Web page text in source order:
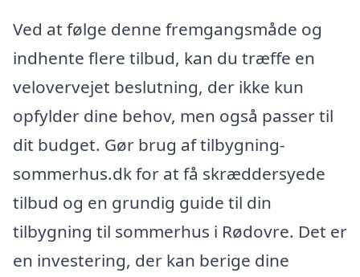
Ved at følge denne fremgangsmåde og
indhente flere tilbud, kan du træffe en
velovervejet beslutning, der ikke kun
opfylder dine behov, men også passer til
dit budget. Gør brug af tilbygning-
sommerhus.dk for at få skræddersyede
tilbud og en grundig guide til din
tilbygning til sommerhus i Rødovre. Det er
en investering, der kan berige dine